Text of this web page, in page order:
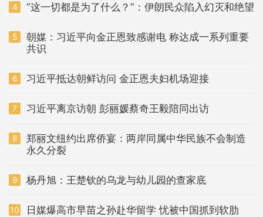
4 “这一切都是为了什么？”：伊朗民众陷入幻灭和绝望
5
朝媒：习近平向金正恩致感谢电 称达成一系列重要
共识
6 习近平抵达朝鲜访问 金正恩夫妇机场迎接
7 习近平离京访朝 彭丽媛蔡奇王毅陪同出访
8
郑丽文纽约出席侨宴：两岸同属中华民族不会制造
永久分裂
9 杨丹旭：王楚钦的乌龙与幼儿园的查家底
10 日媒爆高市早苗之孙赴华留学 忧被中国抓到软肋